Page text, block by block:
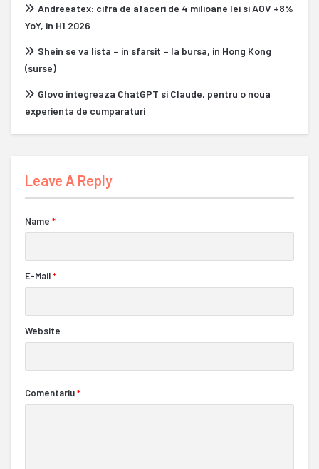
Andreeatex: cifra de afaceri de 4 milioane lei si AOV +8%
YoY, in H1 2026
Shein se va lista – in sfarsit – la bursa, in Hong Kong
(surse)
Glovo integreaza ChatGPT si Claude, pentru o noua
experienta de cumparaturi
Leave A Reply
Name *
E-Mail*
Website
Comentariu*